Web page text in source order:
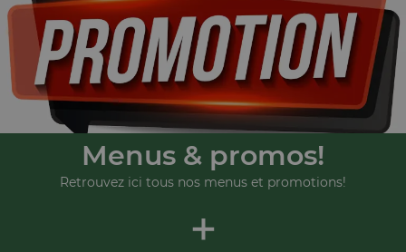
Menus & promos!
Retrouvez ici tous nos menus et promotions!
+